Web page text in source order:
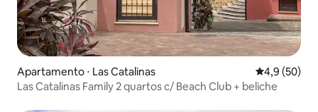
Apartamento ⋅ Las Catalinas 4,9 de uma
4,9 (50)
Las Catalinas Family 2 quartos c/ Beach Club + beliche